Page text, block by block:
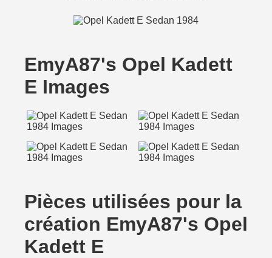
EmyA87's Opel Kadett
E Images
Pièces utilisées pour la
création EmyA87's Opel
Kadett E